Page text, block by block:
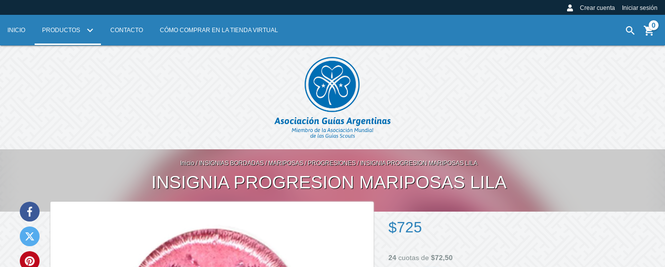
Crear cuenta Iniciar sesión
INICIO PRODUCTOS CONTACTO CÓMO COMPRAR EN LA TIENDA VIRTUAL
0
Inicio / INSIGNIAS BORDADAS / MARIPOSAS / PROGRESIONES / INSIGNIA PROGRESION MARIPOSAS LILA
INSIGNIA PROGRESION MARIPOSAS LILA
$725
24cuotas de $72,50